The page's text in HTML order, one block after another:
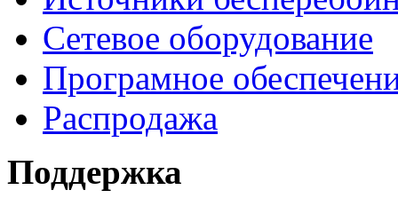
Сетевое оборудование
Програмное
Распродажа
Поддержка